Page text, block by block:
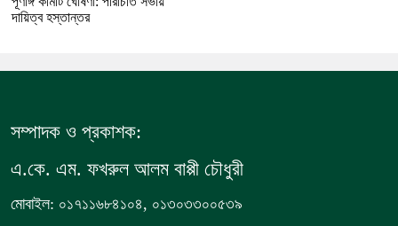
দায়িত্ব হস্তান্তর
সম্পাদক ও প্রকাশক:
এ.কে. এম. ফখরুল আলম বাপ্পী চৌধুরী
মোবাইল: ০১৭১১৬৮৪১০৪, ০১৩০৩৩০০৫৩৯